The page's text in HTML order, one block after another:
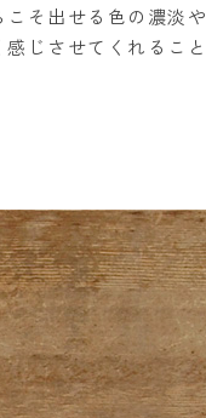
そ出せる色の濃淡や
じさせてくれること